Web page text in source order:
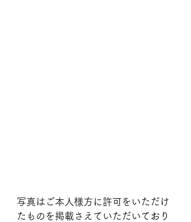
写真はご本人様方に許可をいただけ
たものを掲載さえていただいており